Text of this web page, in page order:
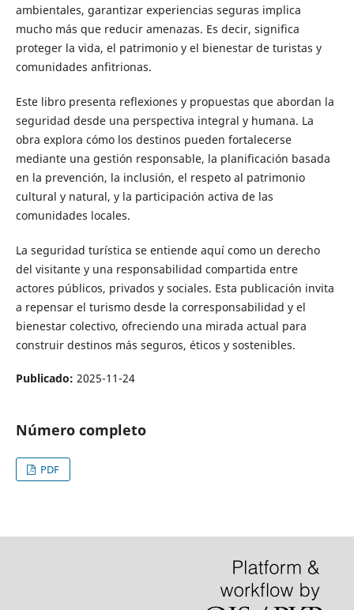
ambientales, garantizar experiencias seguras implica
mucho más que reducir amenazas. Es decir, significa
proteger la vida, el patrimonio y el bienestar de turistas y
comunidades anfitrionas.
Este libro presenta reflexiones y propuestas que abordan la
seguridad desde una perspectiva integral y humana. La
obra explora cómo los destinos pueden fortalecerse
mediante una gestión responsable, la planificación basada
en la prevención, la inclusión, el respeto al patrimonio
cultural y natural, y la participación activa de las
comunidades locales.
La seguridad turística se entiende aquí como un derecho
del visitante y una responsabilidad compartida entre
actores públicos, privados y sociales. Esta publicación invita
a repensar el turismo desde la corresponsabilidad y el
bienestar colectivo, ofreciendo una mirada actual para
construir destinos más seguros, éticos y sostenibles.
Publicado: 2025-11-24
Número completo
PDF